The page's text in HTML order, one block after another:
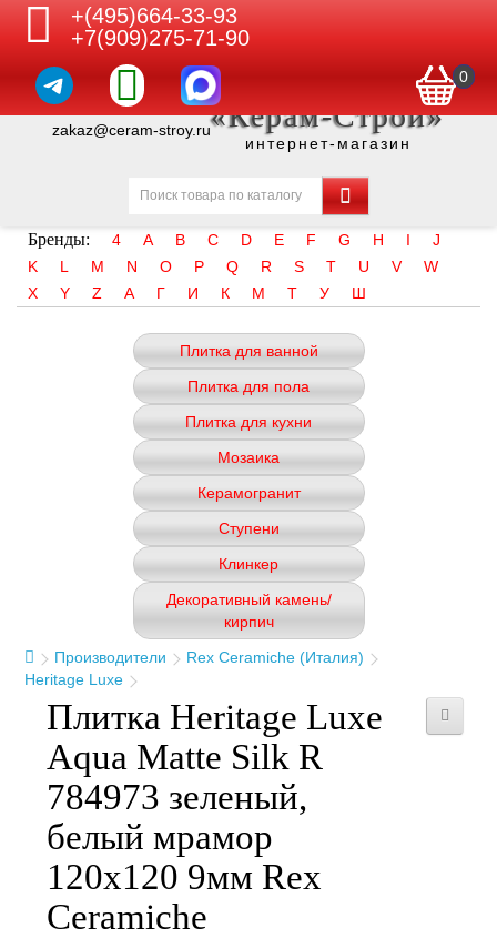
+(495)664-33-93
+7(909)275-71-90
0
zakaz@ceram-stroy.ru«Керам-Строй»
интернет-магазин
Бренды: 4 A B C D E F G H I
J
K
L M N O P Q R S T U V
W
X
Y Z А Г И К М Т У Ш
Плитка для ванной
Плитка для пола
Плитка для кухни
Мозаика
Керамогранит
Ступени
Клинкер
Декоративный камень/
кирпич
Производители
Rex Ceramiche (Италия)
Heritage Luxe
Плитка Heritage Luxe
Aqua Matte Silk R
784973 зеленый,
белый мрамор
120x120 9мм Rex
Ceramiche